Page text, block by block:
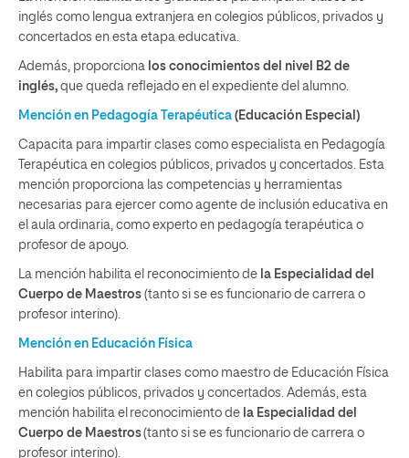
inglés como lengua extranjera en colegios públicos, privados y
concertados en esta etapa educativa.
Además, proporciona los conocimientos del nivel B2 de
inglés, que queda reflejado en el expediente del alumno.
Mención en Pedagogía Terapéutica (Educación Especial)
Capacita para impartir clases como especialista en Pedagogía
Terapéutica en colegios públicos, privados y concertados. Esta
mención proporciona las competencias y herramientas
necesarias para ejercer como agente de inclusión educativa en
el aula ordinaria, como experto en pedagogía terapéutica o
profesor de apoyo.
La mención habilita el reconocimiento de la Especialidad del
Cuerpo de Maestros (tanto si se es funcionario de carrera o
profesor interino).
Mención en Educación Física
Habilita para impartir clases como maestro de Educación Física
en colegios públicos, privados y concertados. Además, esta
mención habilita el reconocimiento de la Especialidad del
Cuerpo de Maestros(tanto si se es funcionario de carrera o
profesor interino).